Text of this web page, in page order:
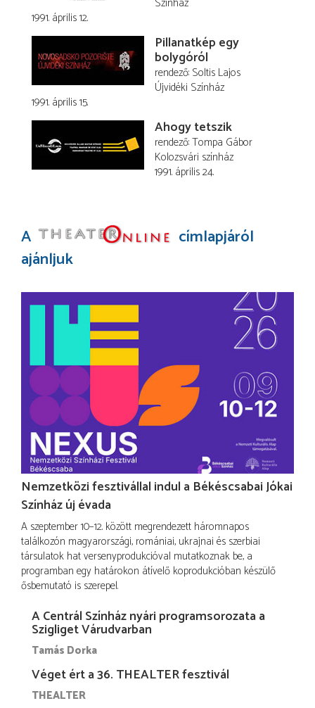
1991. április 12.
Pillanatkép egy
bolygóról
rendező Soltis Lajos
Újvidéki Színház
1991. április 15.
Ahogy tetszik
rendező Tompa Gábor
Kolozsvári színház
1991. április 24.
A
címlapjáról
ajánljuk
Nemzetközi fesztivállal indul a Békéscsabai Jókai
Színház új évada
A szeptember 10–12. között megrendezett háromnapos
találkozón magyarországi, romániai, ukrajnai és szerbiai
társulatok hat versenyprodukcióval mutatkoznak be, a
programban egy határokon átívelő koprodukcióban készülő
ősbemutató is szerepel.
A Centrál Színház nyári programsorozata a
Szigliget Várudvarban
Tamás Dorka
Véget ért a 36. THEALTER fesztivál
THEALTER